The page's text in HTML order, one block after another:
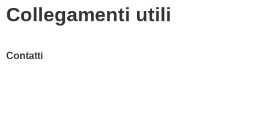
Collegamenti utili
Contatti